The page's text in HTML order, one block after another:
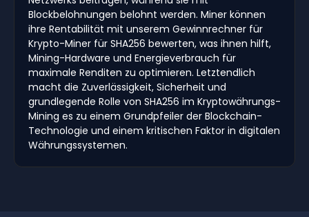
Blockbelohnungen belohnt werden. Miner können
ihre Rentabilität mit unserem Gewinnrechner für
Krypto-Miner für SHA256 bewerten, was ihnen hilft,
Mining-Hardware und Energieverbrauch für
maximale Renditen zu optimieren. Letztendlich
macht die Zuverlässigkeit, Sicherheit und
grundlegende Rolle von SHA256 im Kryptowährungs-
Mining es zu einem Grundpfeiler der Blockchain-
Technologie und einem kritischen Faktor in digitalen
Währungssystemen.